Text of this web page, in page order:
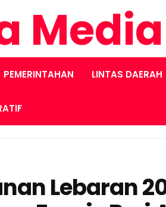
Media
PEMERINTAHAN LINTAS DAERAH
Lebaran